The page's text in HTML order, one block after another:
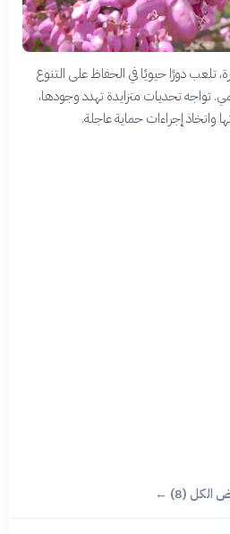
تلعب دورًا حيويًا في الحفاظ على التنوع
تواجه تحديات متزايدة تهدد وجودها،
واتخاذ إجراءات حماية عاجلة.
الكل (8) ←